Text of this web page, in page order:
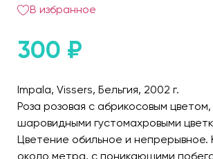
В избранное
300 ₽
Impala, Vissers, Бельгия, 2002 г.
Роза розовая с абрикосовым
шаровидными густомахровыми
Цветение обильное и непрерывное.
около метра, с поникающими